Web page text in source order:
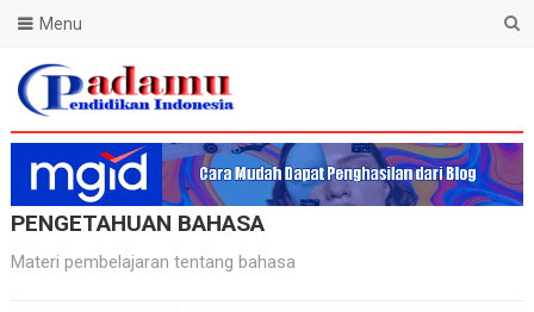
Blog Padamu
Menu
PENGETAHUAN BAHASA
Materi pembelajaran tentang bahasa